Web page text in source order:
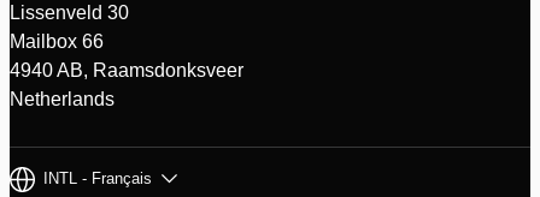
Lissenveld 30
Mailbox 66
4940 AB, Raamsdonksveer
Netherlands
INTL - Français